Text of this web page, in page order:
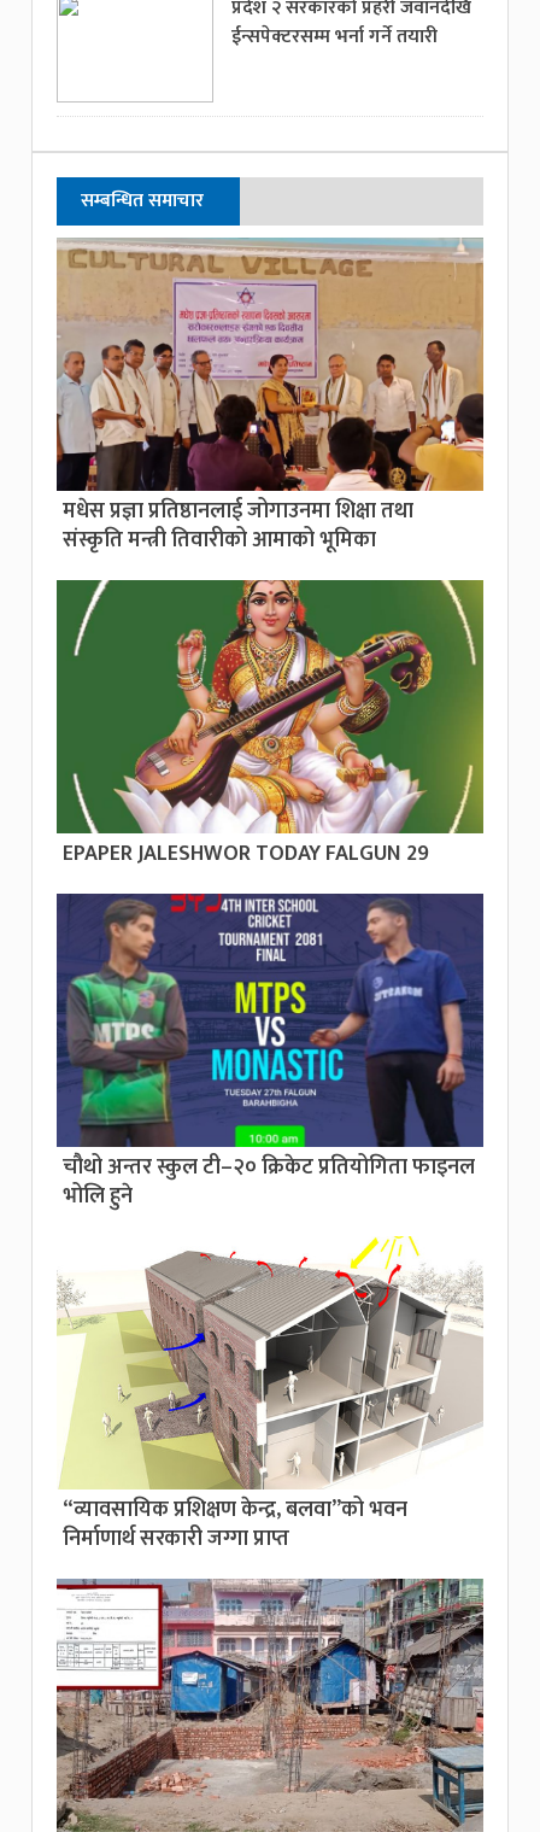
प्रदेश २ सरकारको प्रहरी जवानदेखि
ईन्सपेक्टरसम्म भर्ना गर्ने तयारी
सम्बन्धित समाचार
मधेस प्रज्ञा प्रतिष्ठानलाई जोगाउनमा शिक्षा तथा
संस्कृति मन्त्री तिवारीको आमाको भूमिका
EPAPER JALESHWOR TODAY FALGUN 29
चौथो अन्तर स्कुल टी–२० क्रिकेट प्रतियोगिता फाइनल
भोलि हुने
“व्यावसायिक प्रशिक्षण केन्द्र, बलवा”को भवन
निर्माणार्थ सरकारी जग्गा प्राप्त